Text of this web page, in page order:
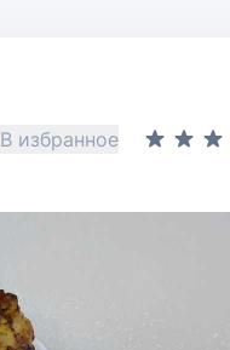
В избранное